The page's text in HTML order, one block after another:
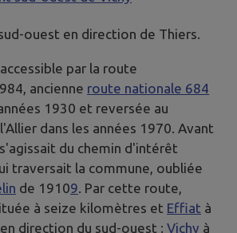
ouest en direction de Thiers.
par la route
ancienne route nationale 684
1930 et reversée au
dans les années 1970. Avant
du chemin d'intérêt
traversait la commune, oubliée
de 19109 . Par cette route,
à seize kilomètres et Effiat à
direction du sud-ouest ; Vichy à